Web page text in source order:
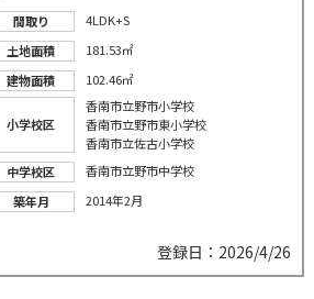
間取り
4LDK+S
土地面積
181.53㎡
建物面積
102.46㎡
小学校区
香南市立野市小学校
香南市立野市東小学校
香南市立佐古小学校
中学校区
香南市立野市中学校
築年月
2014年2月
登録日：2026/4/26